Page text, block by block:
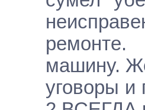
машину.
уговоры и